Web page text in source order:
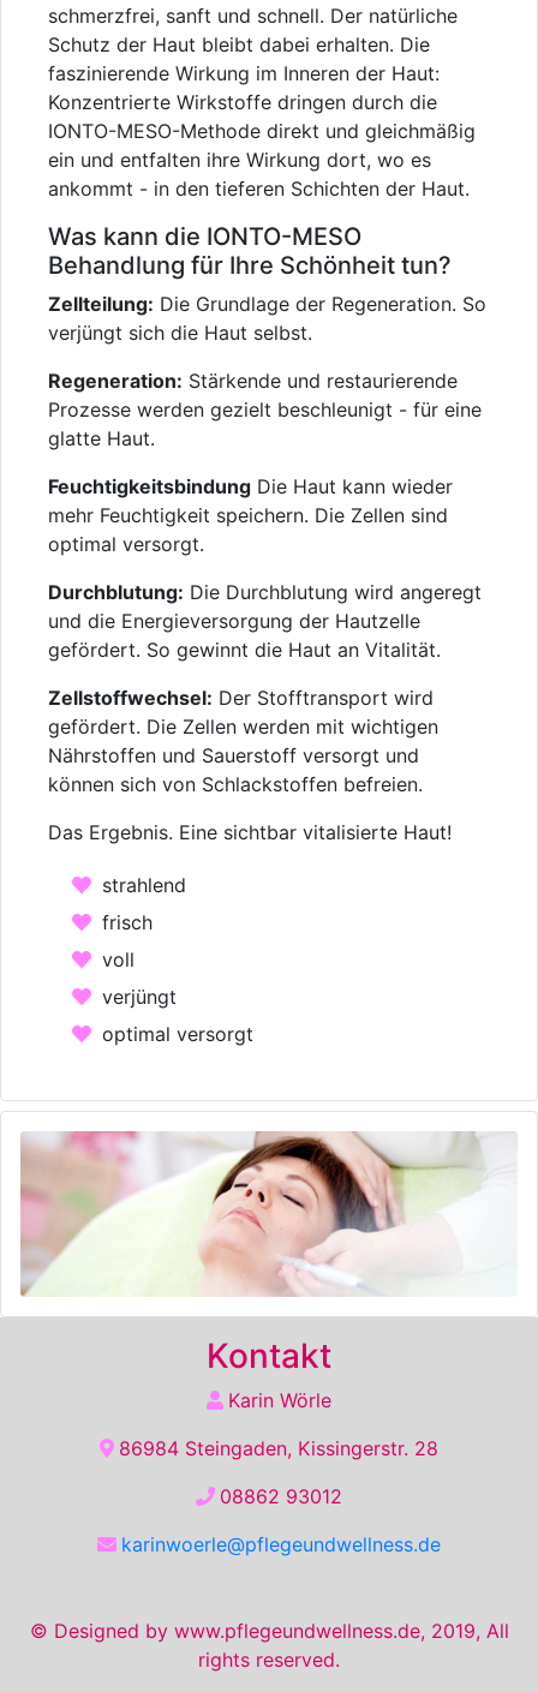
schmerzfrei, sanft und schnell. Der natürliche
Schutz der Haut bleibt dabei erhalten. Die
faszinierende Wirkung im Inneren der Haut:
Konzentrierte Wirkstoffe dringen durch die
IONTO-MESO-Methode direkt und gleichmäßig
ein und entfalten ihre Wirkung dort, wo es
ankommt - in den tieferen Schichten der Haut.
Was kann die IONTO-MESO
Behandlung für Ihre Schönheit tun?
Zellteilung: Die Grundlage der Regeneration. So
verjüngt sich die Haut selbst.
Regeneration: Stärkende und restaurierende
Prozesse werden gezielt beschleunigt - für eine
glatte Haut.
Feuchtigkeitsbindung Die Haut kann wieder
mehr Feuchtigkeit speichern. Die Zellen sind
optimal versorgt.
Durchblutung: Die Durchblutung wird angeregt
und die Energieversorgung der Hautzelle
gefördert. So gewinnt die Haut an Vitalität.
Zellstoffwechsel: Der Stofftransport wird
gefördert. Die Zellen werden mit wichtigen
Nährstoffen und Sauerstoff versorgt und
können sich von Schlackstoffen befreien.
Das Ergebnis. Eine sichtbar vitalisierte Haut!
strahlend
frisch
voll
verjüngt
optimal versorgt
Kontakt
Karin Wörle
86984 Steingaden, Kissingerstr. 28
08862 93012
karinwoerle@pflegeundwellness.de
© Designed by www.pflegeundwellness.de, 2019, All
rights reserved.